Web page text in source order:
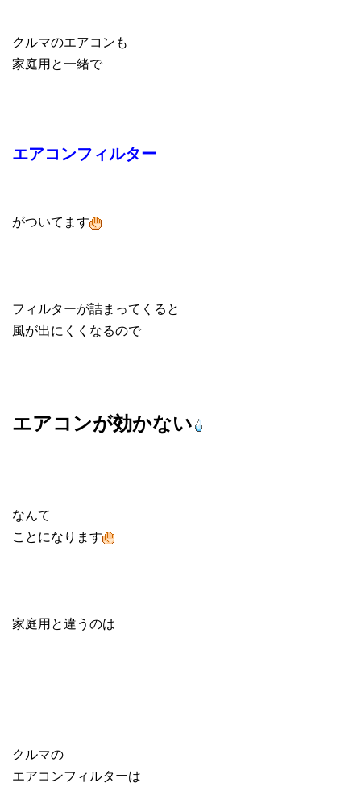
クルマのエアコンも
家庭用と一緒で
エアコンフィルター
がついてます
フィルターが詰まってくると
風が出にくくなるので
エアコンが効かない
なんて
ことになります
家庭用と違うのは
クルマの
エアコンフィルターは